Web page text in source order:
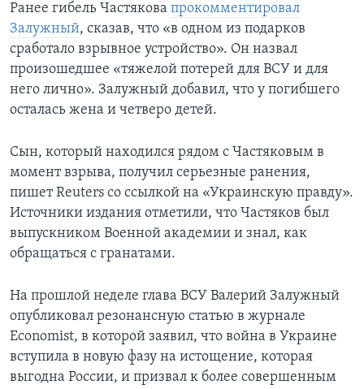
Ранее гибель Частякова прокомментировал
Залужный, сказав, что «в одном из подарков
сработало взрывное устройство». Он назвал
произошедшее «тяжелой потерей для ВСУ и для
него лично». Залужный добавил, что у погибшего
осталась жена и четверо детей.
Сын, который находился рядом с Частяковым в
момент взрыва, получил серьезные ранения,
пишет Reuters со ссылкой на «Украинскую правду».
Источники издания отметили, что Частяков был
выпускником Военной академии и знал, как
обращаться с гранатами.
На прошлой неделе глава ВСУ Валерий Залужный
опубликовал резонансную статью в журнале
Economist, в которой заявил, что война в Украине
вступила в новую фазу на истощение, которая
выгодна России, и призвал к более совершенным